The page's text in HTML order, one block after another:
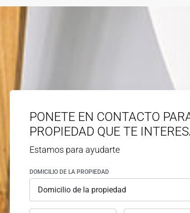
PONETE EN CONTACTO
PROPIEDAD QUE TE
Estamos para ayudarte
DOMICILIO DE LA PROPIEDAD